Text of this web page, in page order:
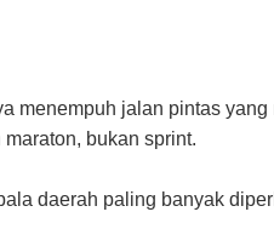
menempuh jalan pintas yang
bukan sprint.
daerah paling banyak